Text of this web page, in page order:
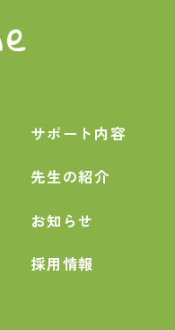
サポート内容
先生の紹介
お知らせ
採用情報